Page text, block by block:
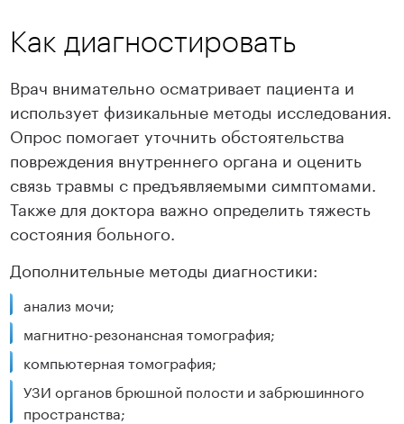
Как диагностировать
Врач внимательно осматривает пациента и
использует физикальные методы исследования.
Опрос помогает уточнить обстоятельства
повреждения внутреннего органа и оценить
связь травмы с предъявляемыми симптомами.
Также для доктора важно определить тяжесть
состояния больного.
Дополнительные методы диагностики:
анализ мочи;
магнитно-резонансная томография;
компьютерная томография;
УЗИ органов брюшной полости и забрюшинного
пространства;